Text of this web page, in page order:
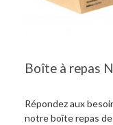
Boîte à repas
Répondez aux
notre boîte repas de